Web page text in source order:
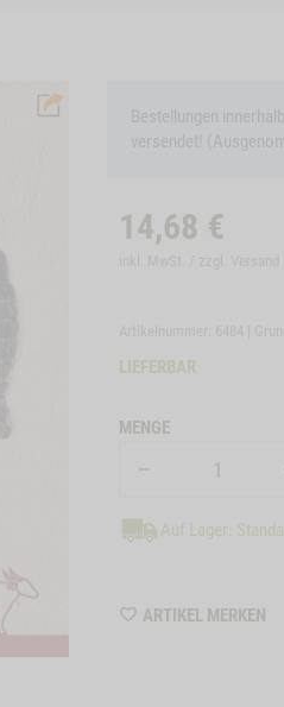
Bestellungen
versendet!
14,68 €
LIEFERBAR
MENGE
Auf Lager:
ARTIKEL MERKEN